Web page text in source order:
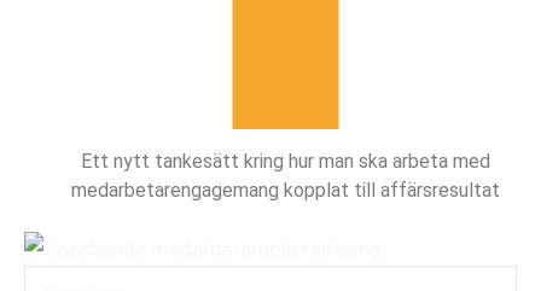
Ett nytt tankesätt kring hur man ska arbeta med
medarbetarengagemang kopplat till affärsresultat